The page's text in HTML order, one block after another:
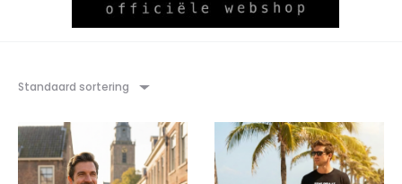
Standaard sortering